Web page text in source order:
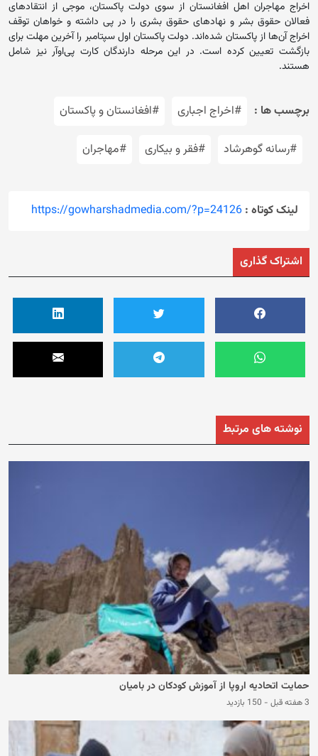
اخراج مهاجران اهل افغانستان از سوی دولت پاکستان، موجی از انتقادهای
فعالان حقوق بشر و نهادهای حقوق بشری را در پی داشته و خواهان توقف
اخراج آن‌ها از پاکستان شده‌اند. دولت پاکستان اول سپتامبر را آخرین مهلت برای
بازگشت تعیین کرده است. در این مرحله دارندگان کارت پی‌او‌آر نیز شامل‌
هستند.‏
برچسب ها : #اخراج اجباری #افغانستان و پاکستان
#رسانه گوهرشاد #فقر و بیکاری #مهاجران
لینک کوتاه : https://gowharshadmedia.com/?p=24126
اشتراک گذاری
نوشته های مرتبط
حمایت اتحادیه‌ اروپا از آموزش کودکان در بامیان
3 هفته قبل - 150 بازدید